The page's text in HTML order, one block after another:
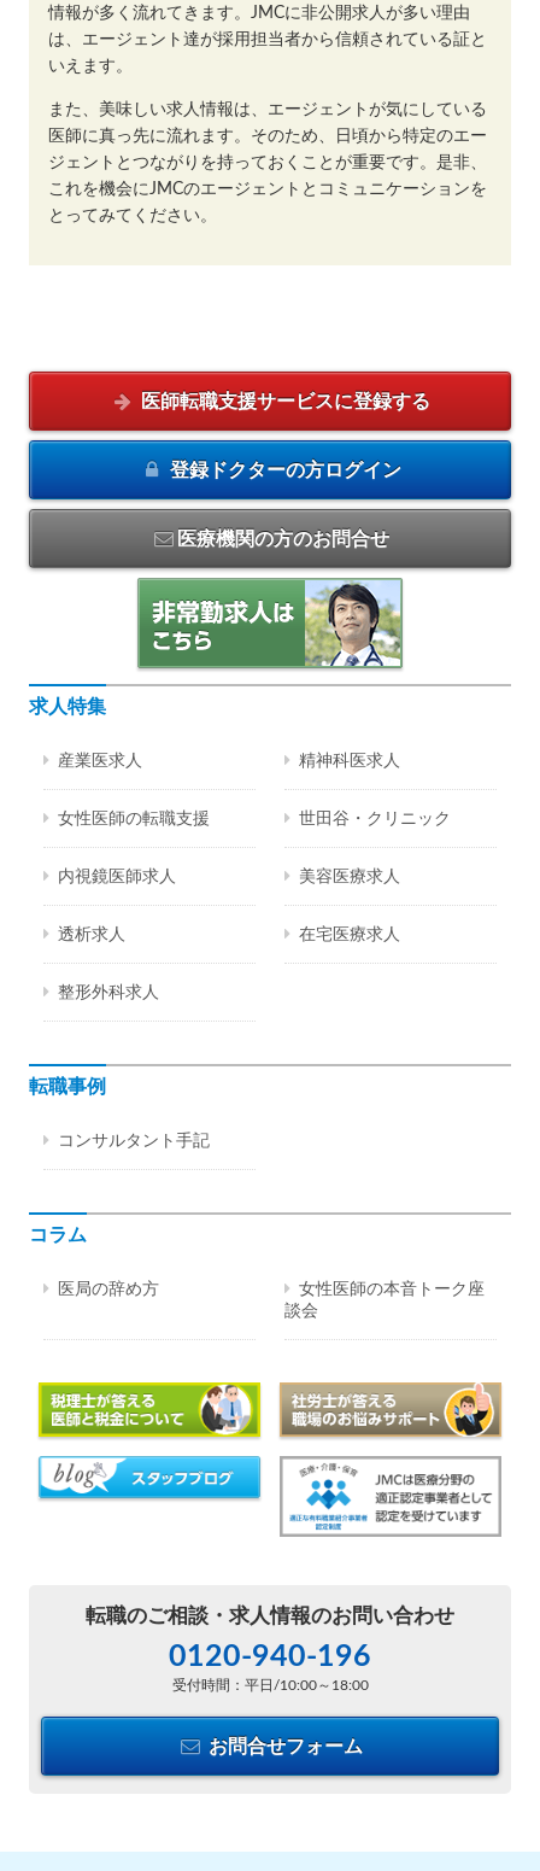
情報が多く流れてきます。JMCに非公開求人が多い理由
は、エージェント達が採用担当者から信頼されている証と
いえます。
また、美味しい求人情報は、エージェントが気にしている
医師に真っ先に流れます。そのため、日頃から特定のエー
ジェントとつながりを持っておくことが重要です。是非、
これを機会にJMCのエージェントとコミュニケーションを
とってみてください。
医師転職支援サービスに登録する
登録ドクターの方ログイン
医療機関の方のお問合せ
求人特集
産業医求人 精神科医求人
女性医師の転職支援 世田谷・クリニック
内視鏡医師求人 美容医療求人
透析求人 在宅医療求人
整形外科求人
転職事例
コンサルタント手記
コラム
医局の辞め方
女性医師の本音トーク座
談会
転職のご相談・ 求人情報のお問い合わせ
0120-940-196
受付時間：平日/10:00～18:00
お問合せフォーム